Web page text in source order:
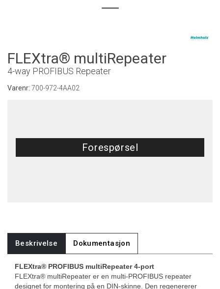
FLEXtra® multiRepeater
4-way PROFIBUS Repeater
Varenr: 700-972-4AA02
Forespørsel
Beskrivelse Dokumentasjon
FLEXtra® PROFIBUS multiRepeater 4-port
FLEXtra® multiRepeater er en multi-PROFIBUS repeater
designet for montering på en DIN-skinne. Den regenererer